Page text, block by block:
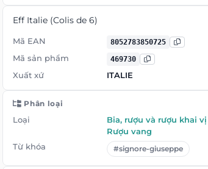
Eff Italie (Colis de 6)
Mã EAN 8052783850725
Mã sản phẩm 469730
Xuất xứ ITALIE
Phân loại
Loại Bia, rượu và rượu khai vị
Rượu vang
Từ khóa
#signore-giuseppe